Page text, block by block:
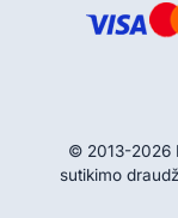
© 2013-2026
sutikimo